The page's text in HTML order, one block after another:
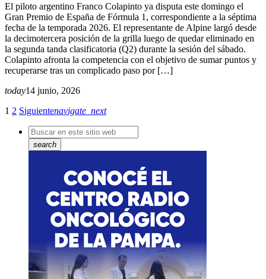
El piloto argentino Franco Colapinto ya disputa este domingo el
Gran Premio de España de Fórmula 1, correspondiente a la séptima
fecha de la temporada 2026. El representante de Alpine largó desde
la decimotercera posición de la grilla luego de quedar eliminado en
la segunda tanda clasificatoria (Q2) durante la sesión del sábado.
Colapinto afronta la competencia con el objetivo de sumar puntos y
recuperarse tras un complicado paso por […]
today14 junio, 2026
1 2 Siguientenavigate_next
search